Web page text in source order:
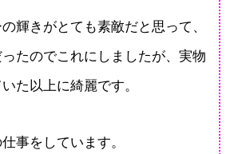
輝きがとても素敵だと思って、
たのでこれにしましたが、実物
た以上に綺麗です。
事をしています。